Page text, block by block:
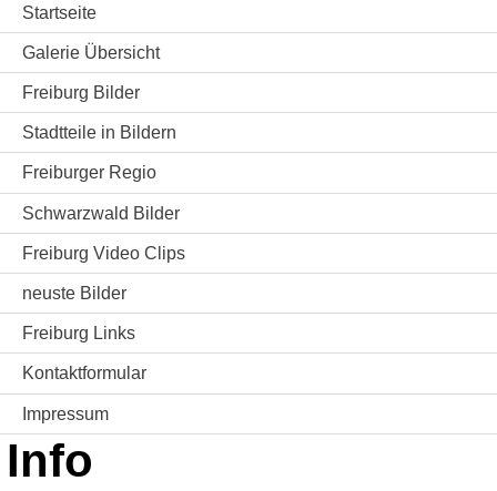
Startseite
Galerie Übersicht
Freiburg Bilder
Stadtteile in Bildern
Freiburger Regio
Schwarzwald Bilder
Freiburg Video Clips
neuste Bilder
Freiburg Links
Kontaktformular
Impressum
Info